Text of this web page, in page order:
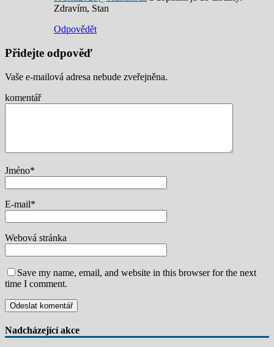
Zdravím, Stan
Odpovědět
Přidejte odpověď
Vaše e-mailová adresa nebude zveřejněna.
komentář
Jméno*
E-mail*
Webová stránka
Save my name, email, and website in this browser for the next
time I comment.
Nadcházející akce